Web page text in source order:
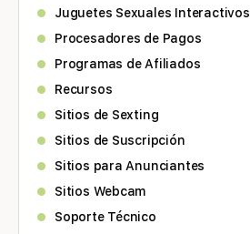
Juguetes Sexuales Interactivos
Procesadores de Pagos
Programas de Afiliados
Recursos
Sitios de Sexting
Sitios de Suscripción
Sitios para Anunciantes
Sitios Webcam
Soporte Técnico